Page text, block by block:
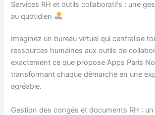
Services RH et outils collaboratifs : une
au quotidien
Imaginez un bureau virtuel qui centralise
ressources humaines aux outils de
exactement ce que propose Apps Paris
transformant chaque démarche en une
agréable.
Gestion des congés et documents RH : un